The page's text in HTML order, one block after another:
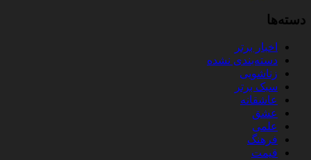
دسته‌ها
اخبار برتر
دسته‌بندی نشده
زناشویی
سبک برتر
عاشقانه
عشق
علمی
فرهنگ
قیمت